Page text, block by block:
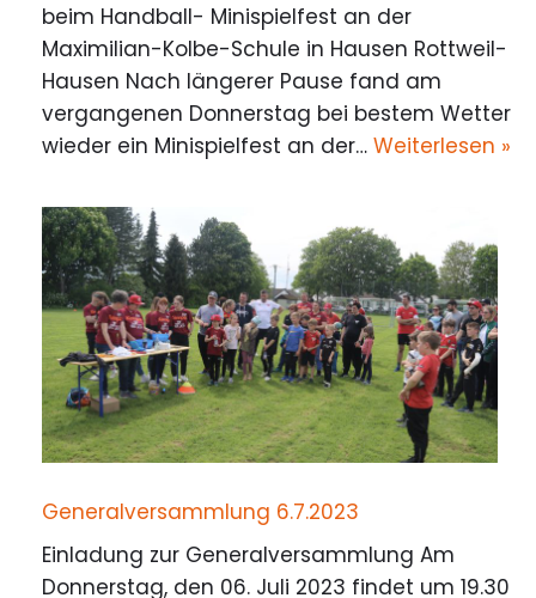
beim Handball- Minispielfest an der
Maximilian-Kolbe-Schule in Hausen Rottweil-
Hausen Nach längerer Pause fand am
vergangenen Donnerstag bei bestem Wetter
wieder ein Minispielfest an der… Weiterlesen »
Generalversammlung 6.7.2023
Einladung zur Generalversammlung Am
Donnerstag, den 06. Juli 2023 findet um 19.30